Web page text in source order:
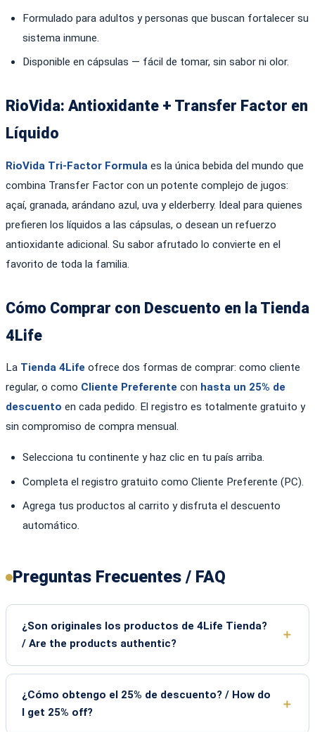
Formulado para adultos y personas que buscan fortalecer su
sistema inmune.
Disponible en cápsulas — fácil de tomar, sin sabor ni olor.
RioVida: Antioxidante + Transfer Factor en
Líquido
RioVida Tri-Factor Formula es la única bebida del mundo que
combina Transfer Factor con un potente complejo de jugos:
açaí, granada, arándano azul, uva y elderberry. Ideal para quienes
prefieren los líquidos a las cápsulas, o desean un refuerzo
antioxidante adicional. Su sabor afrutado lo convierte en el
favorito de toda la familia.
Cómo Comprar con Descuento en la Tienda
4Life
La Tienda 4Life ofrece dos formas de comprar: como cliente
regular, o como Cliente Preferente con hasta un 25% de
descuento en cada pedido. El registro es totalmente gratuito y
sin compromiso de compra mensual.
Selecciona tu continente y haz clic en tu país arriba.
Completa el registro gratuito como Cliente Preferente (PC).
Agrega tus productos al carrito y disfruta el descuento
automático.
Preguntas Frecuentes / FAQ
¿Son originales los productos de 4Life Tienda?
/ Are the products authentic?
¿Cómo obtengo el 25% de descuento? / How do
I get 25% off?